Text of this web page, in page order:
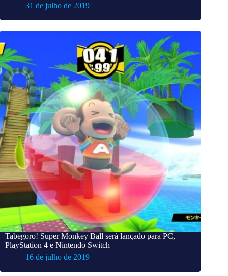
31 de julho de 2019
Tabegoro! Super Monkey Ball será lançado para PC,
PlayStation 4 e Nintendo Switch
16 de julho de 2019